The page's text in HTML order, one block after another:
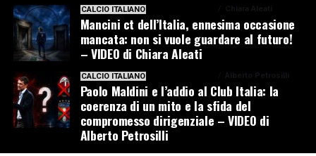
CALCIO ITALIANO
Mancini ct dell’Italia, ennesima occasione
mancata: non si vuole guardare al futuro!
– VIDEO di Chiara Aleati
CALCIO ITALIANO
Paolo Maldini e l’addio al Club Italia: la
coerenza di un mito e la sfida del
compromesso dirigenziale – VIDEO di
Alberto Petrosilli